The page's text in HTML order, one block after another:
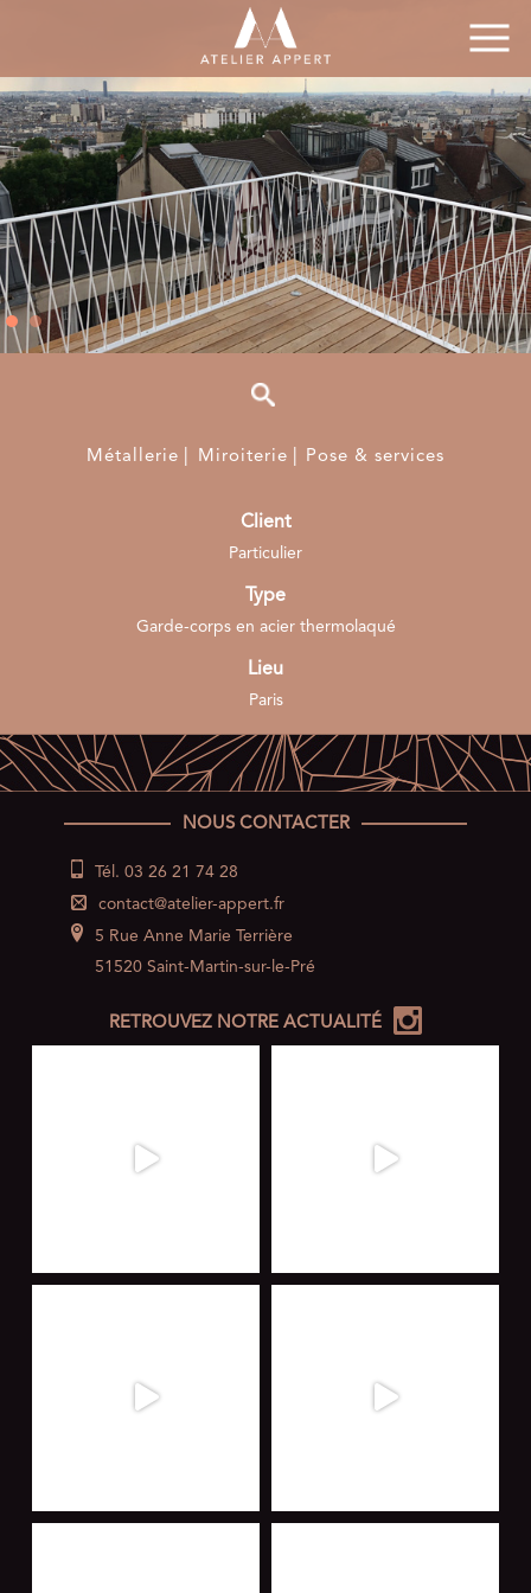
Métallerie Miroiterie Pose & services
Client
Particulier
Type
Garde-corps en acier thermolaqué
Lieu
Paris
NOUS CONTACTER
5 Rue Anne Marie Terrière
51520 Saint-Martin-sur-le-Pré
Tél. 03 26 21 74 28
contact@atelier-appert.fr
RETROUVEZ NOTRE ACTUALITÉ